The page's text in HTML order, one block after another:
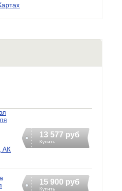
АК
13 577 руб
Купить
15 900 руб
Купить